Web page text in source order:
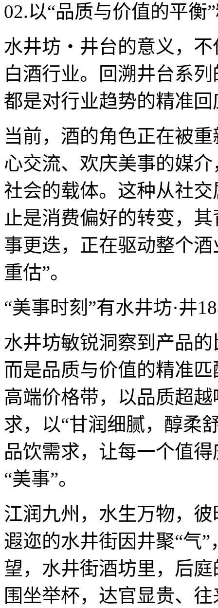
02.以“品质与价值的平衡
水井坊・井台的意义，
白酒行业。回溯井台系
都是对行业趋势的精准回
当前，酒的角色正在被
心交流、欢庆美事的媒
社会的载体。这种从社
止是消费偏好的转变，
事更迭，正在驱动整个
重估”。
“美事时刻”有水井坊·井
水井坊敏锐洞察到产品
而是品质与价值的精准
高端价格带，以品质超
求，以“甘润细腻，醇柔
品饮需求，让每一个值
“美事”。
江润九州，水生万物，
遐迩的水井街因井聚“气
望，水井街酒坊里，后
围坐举杯，达官显贵、